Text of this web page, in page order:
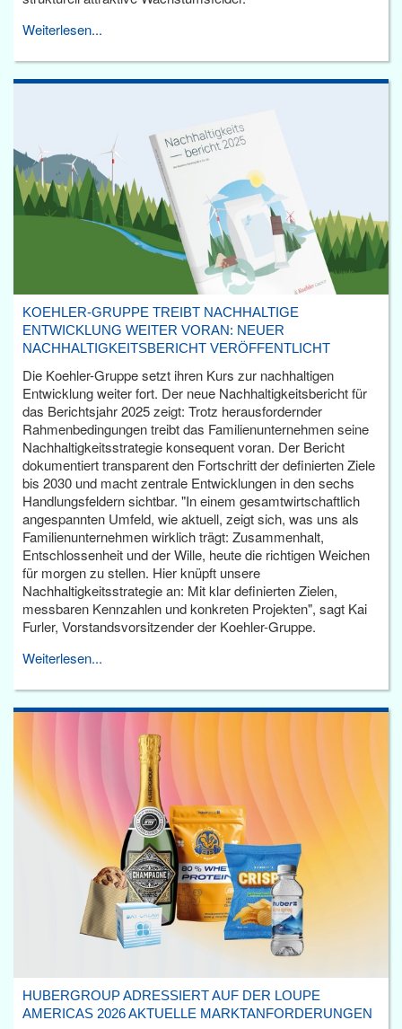
Weiterlesen...
KOEHLER-GRUPPE TREIBT NACHHALTIGE
ENTWICKLUNG WEITER VORAN: NEUER
NACHHALTIGKEITSBERICHT VERÖFFENTLICHT
Die Koehler-Gruppe setzt ihren Kurs zur nachhaltigen
Entwicklung weiter fort. Der neue Nachhaltigkeitsbericht für
das Berichtsjahr 2025 zeigt: Trotz herausfordernder
Rahmenbedingungen treibt das Familienunternehmen seine
Nachhaltigkeitsstrategie konsequent voran. Der Bericht
dokumentiert transparent den Fortschritt der definierten Ziele
bis 2030 und macht zentrale Entwicklungen in den sechs
Handlungsfeldern sichtbar. "In einem gesamtwirtschaftlich
angespannten Umfeld, wie aktuell, zeigt sich, was uns als
Familienunternehmen wirklich trägt: Zusammenhalt,
Entschlossenheit und der Wille, heute die richtigen Weichen
für morgen zu stellen. Hier knüpft unsere
Nachhaltigkeitsstrategie an: Mit klar definierten Zielen,
messbaren Kennzahlen und konkreten Projekten", sagt Kai
Furler, Vorstandsvorsitzender der Koehler-Gruppe.
Weiterlesen...
HUBERGROUP ADRESSIERT AUF DER LOUPE
AMERICAS 2026 AKTUELLE MARKTANFORDERUNGEN